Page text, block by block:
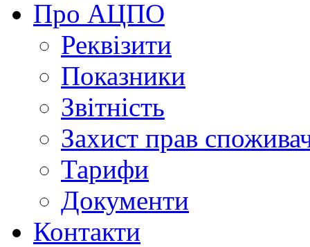
Про АЦПО
Реквізити
Показники
Звітність
Захист прав
Тарифи
Документи
Контакти